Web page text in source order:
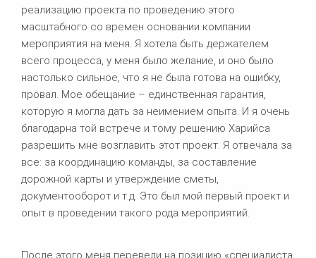
реализацию проекта по проведению этого
масштабного со времен основании компании
мероприятия на меня. Я хотела быть держателем
всего процесса, у меня было желание, и оно было
настолько сильное, что я не была готова на ошибку,
провал. Мое обещание – единственная гарантия,
которую я могла дать за неимением опыта. И я очень
благодарна той встрече и тому решению Харийса
разрешить мне возглавить этот проект. Я отвечала за
все: за координацию команды, за составление
дорожной карты и утверждение сметы,
документооборот и т.д. Это был мой первый проект и
опыт в проведении такого рода мероприятий.
После этого меня перевели на позицию «специалиста